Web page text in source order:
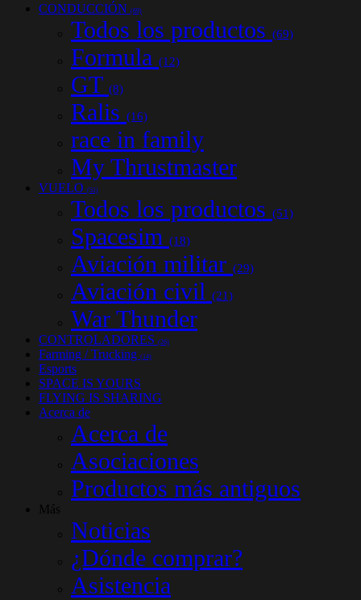
CONDUCCIÓN (69)
Todos los productos (69)
Formula (12)
GT (8)
Ralis (16)
race in family
My Thrustmaster
VUELO (51)
Todos los productos (51)
Spacesim (18)
Aviación militar (29)
Aviación civil (21)
War Thunder
CONTROLADORES (26)
Farming / Trucking (14)
Esports
SPACE IS YOURS
FLYING IS SHARING
Acerca de
Acerca de
Asociaciones
Productos más antiguos
Más
Noticias
¿Dónde comprar?
Asistencia